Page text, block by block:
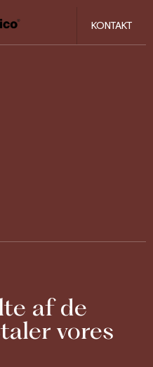
KONTAKT
af de
vores